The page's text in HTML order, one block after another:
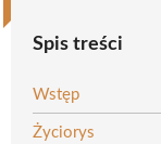
Spis treści
Wstęp
Życiorys